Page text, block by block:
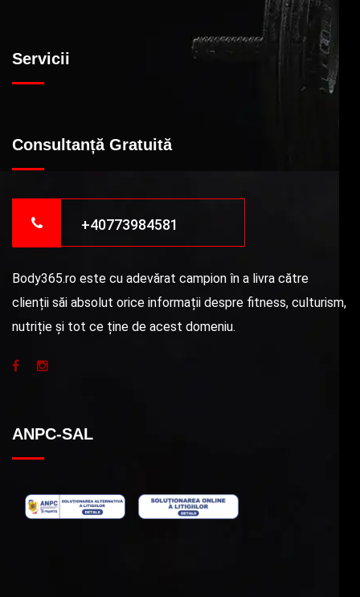
Servicii
Consultanță Gratuită
+40773984581
Body365.ro este cu adevărat campion în a livra către
clienții săi absolut orice informații despre fitness, culturism,
nutriție și tot ce ține de acest domeniu.
ANPC-SAL